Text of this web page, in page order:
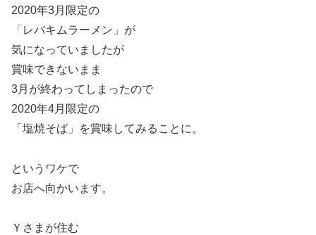
2020年3月限定の
「レバキムラーメン」が
気になっていましたが
賞味できないまま
3月が終わってしまったので
2020年4月限定の
「塩焼そば」を賞味してみることに。
というワケで
お店へ向かいます。
Ｙさまが住む